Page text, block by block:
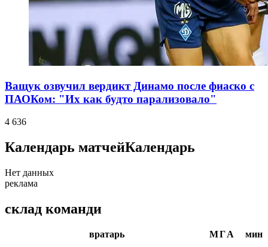
Ващук озвучил вердикт Динамо после фиаско с
ПАОКом: "Их как будто парализовало"
4 636
Календарь матчейКалендарь
Нет данных
реклама
склад команди
вратарь МГА мин